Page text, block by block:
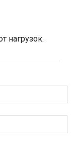
нагрузок.